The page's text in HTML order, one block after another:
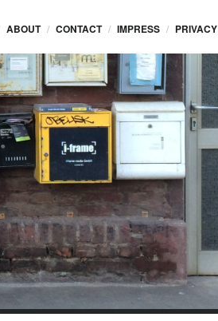
ABOUT CONTACT IMPRESS PRIVACY